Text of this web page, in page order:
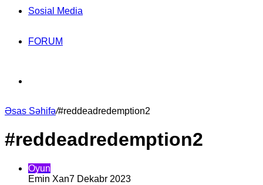
Sosial Media
FORUM
for
Əsas Səhifə/#reddeadredemption2
#reddeadredemption2
Oyun
Emin Xan7 Dekabr 2023